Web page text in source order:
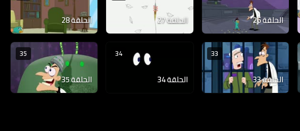
الحلقة 26 الحلقة 27 الحلقة 28
33
الحلقة 33
34
الحلقة 34
35
الحلقة 35